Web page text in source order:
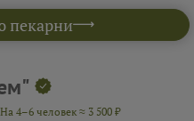
пекарни
На 4–6 человек ≈ 3 500 ₽